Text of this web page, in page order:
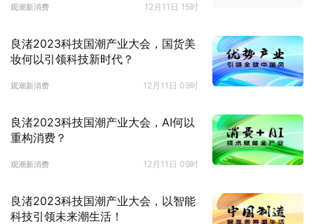
观潮新消费 12月11日 15时
良渚2023科技国潮产业大会，国货美
妆何以引领科技新时代？
观潮新消费 12月11日 09时
良渚2023科技国潮产业大会，AI何以
重构消费？
观潮新消费 12月11日 09时
良渚2023科技国潮产业大会，以智能
科技引领未来潮生活！